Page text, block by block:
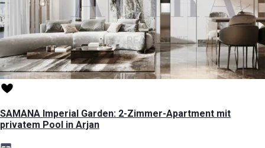
SAMANA Imperial Garden: 2-Zimmer-Apartment mit
privatem Pool in Arjan